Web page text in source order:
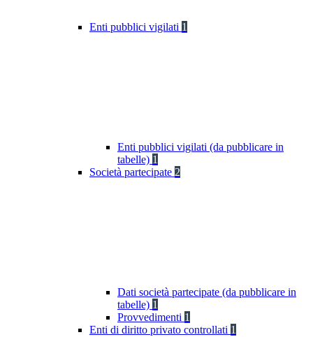
Enti pubblici vigilati 1
Enti pubblici vigilati (da pubblicare in
tabelle) 1
Società partecipate 2
Dati società partecipate (da pubblicare in
tabelle) 1
Provvedimenti 1
Enti di diritto privato controllati 1